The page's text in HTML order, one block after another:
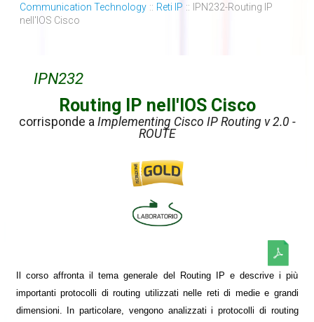
Communication Technology :: Reti IP ::
IPN232-Routing IP
nell'IOS Cisco
IPN232
Routing IP nell'IOS Cisco
corrisponde a Implementing Cisco IP Routing v 2.0 -
ROUTE
Il corso affronta il tema generale del Routing IP e descrive i più
importanti protocolli di routing utilizzati nelle reti di medie e grandi
dimensioni. In particolare, vengono analizzati i protocolli di routing